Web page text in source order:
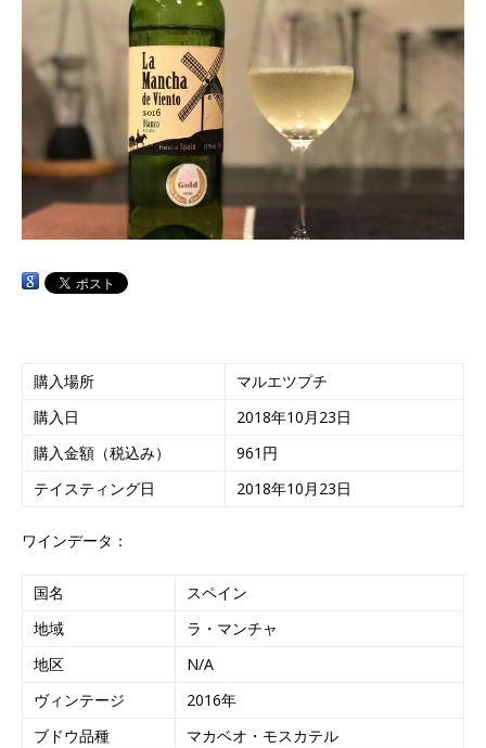
購入場所
マルエツプチ
購入日
2018年10月23日
購入金額（税込み）
961円
テイスティング日
2018年10月23日
ワインデータ：
国名
スペイン
地域
ラ・マンチャ
地区
N/A
ヴィンテージ
2016年
ブドウ品種
マカベオ・モスカテル